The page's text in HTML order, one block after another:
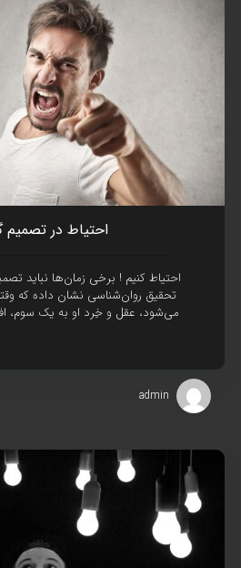
احتياط در تصميم
احتیاط کنیم ! برخی زمان‌ها نباید
تحقیق روان‌شناسی نشان داده که
می‌شود، عقل و خِرد او به یک‌ سوم،
admin